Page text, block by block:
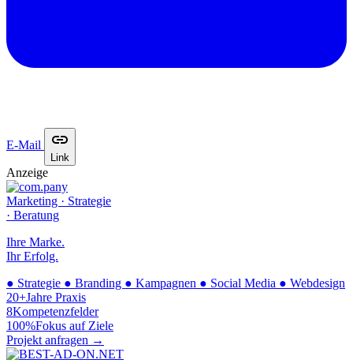
E-Mail
Link
Anzeige
Marketing · Strategie
· Beratung
Ihre Marke.
Ihr Erfolg.
● Strategie ● Branding ● Kampagnen ● Social Media ● Webdesign
20+Jahre Praxis
8Kompetenzfelder
100%Fokus auf Ziele
Projekt anfragen →